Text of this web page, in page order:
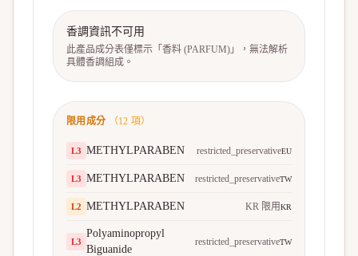
香調資訊不可用
此產品成分表僅標示「香料 (PARFUM)」，無法解析
具體香調組成。
限用成分 （12 項）
L3 METHYLPARABEN restricted_preservativeEU
L3 METHYLPARABEN restricted_preservativeTW
L2 METHYLPARABEN KR 限用KR
L3
Polyaminopropyl
Biguanide
restricted_preservativeTW